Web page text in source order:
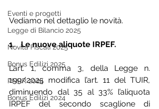
Eventi e progetti
Legge di Bilancio 2025
Novità Fiscali 2025
Bonus Edilizi 2025
PNRR 2024
Bonus Edilizi 2024
Vediamo nel dettaglio le novità.
1.   Le nuove aliquote IRPEF.
L’art. 1, comma 3, della Legge n.
199/2025 modifica l’art. 11 del TUIR,
diminuendo dal 35 al 33% l’aliquota
IRPEF del secondo scaglione di